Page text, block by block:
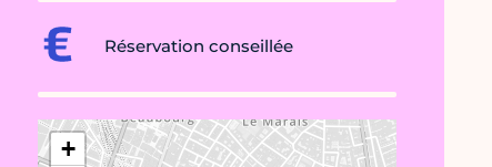
Réservation conseillée
+